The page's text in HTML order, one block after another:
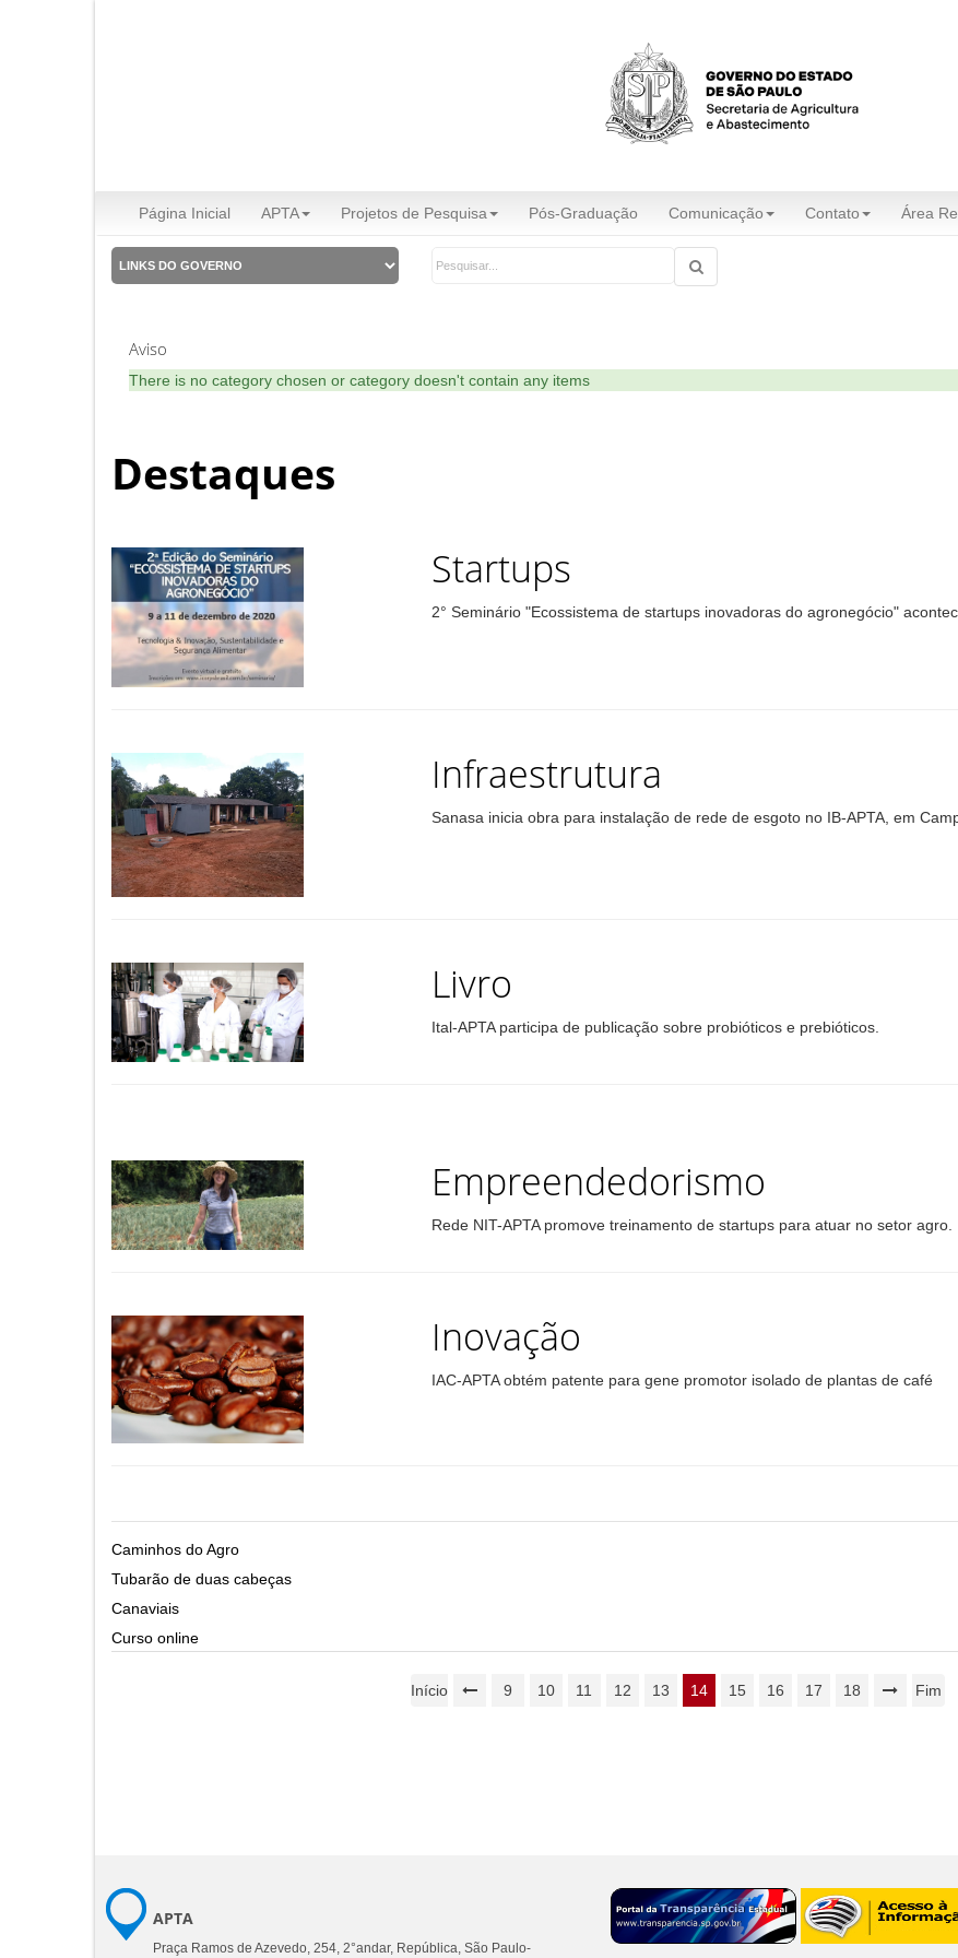
Página Inicial APTA Projetos de Pesquisa Pós-Graduação Comunicação Contato Área
Aviso
There is no category chosen or category doesn't contain any items
Destaques
Startups
2° Seminário "Ecossistema de startups inovadoras do agronegócio"
Infraestrutura
Sanasa inicia obra para instalação de rede de esgoto no IB-APTA, em
Livro
Ital-APTA participa de publicação sobre probióticos e prebióticos.
Empreendedorismo
Rede NIT-APTA promove treinamento de startups para atuar no setor agro.
Inovação
IAC-APTA obtém patente para gene promotor isolado de plantas de café
Caminhos do Agro
Tubarão de duas cabeças
Canaviais
Curso online
Início 9 10 11 12 13 14 15 16 17 18 Fim
APTA
Praça Ramos de Azevedo, 254, 2°andar, República, São Paulo-